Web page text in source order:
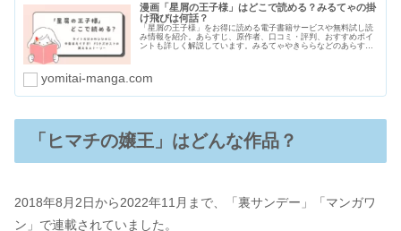
漫画「星屑の王子様」はどこで読める？みるてゃの掛
け飛びは何話？
「星屑の王子様」をお得に読める電子書籍サービスや無料試し読
み情報を紹介。あらすじ、原作者、口コミ・評判、おすすめポイ
ントも詳しく解説しています。みるてゃやきららなどのあらすじ
yomitai-manga.com
「ヒマチの嬢王」はどんな作品？
2018年8月2日から2022年11月まで、「裏サンデー」「マンガワ
ン」で連載されていました。